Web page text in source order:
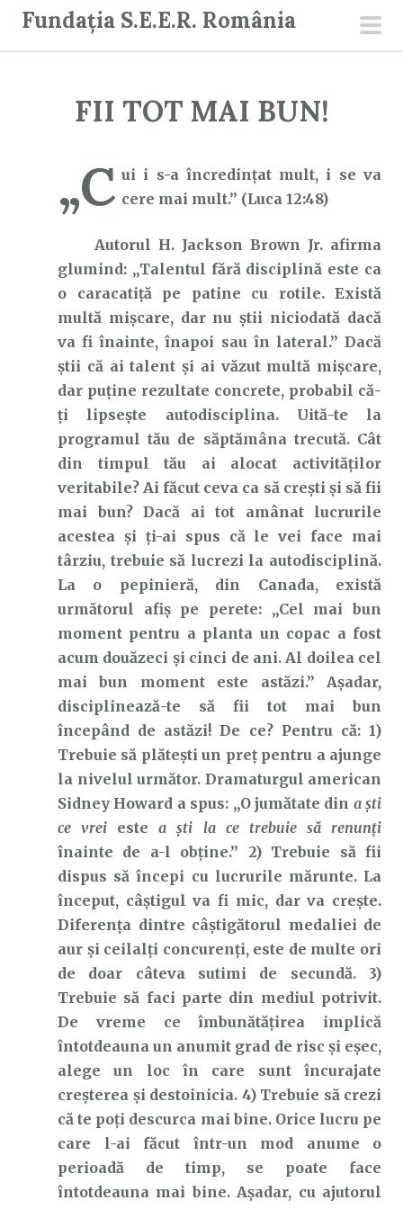
Fundația S.E.E.R. România
FII TOT MAI BUN!
„C ui i s-a încredinţat mult, i se va
cere mai mult.” (Luca 12:48)
Autorul H. Jackson Brown Jr. afirma
glumind: „Talentul fără disciplină este ca
o caracatiță pe patine cu rotile. Există
multă mișcare, dar nu știi niciodată dacă
va fi înainte, înapoi sau în lateral.” Dacă
știi că ai talent și ai văzut multă mișcare,
dar puține rezultate concrete, probabil că-
ți lipsește autodisciplina. Uită-te la
programul tău de săptămâna trecută. Cât
din timpul tău ai alocat activităților
veritabile? Ai făcut ceva ca să crești și să fii
mai bun? Dacă ai tot amânat lucrurile
acestea și ți-ai spus că le vei face mai
târziu, trebuie să lucrezi la autodisciplină.
La o pepinieră, din Canada, există
următorul afiș pe perete: „Cel mai bun
moment pentru a planta un copac a fost
acum douăzeci și cinci de ani. Al doilea cel
mai bun moment este astăzi.” Așadar,
disciplinează-te să fii tot mai bun
începând de astăzi! De ce? Pentru că: 1)
Trebuie să plătești un preț pentru a ajunge
la nivelul următor. Dramaturgul american
Sidney Howard a spus: „O jumătate din a ști
ce vrei estea ști la ce trebuie să renunți
înainte de a-l obține.” 2) Trebuie să fii
dispus să începi cu lucrurile mărunte. La
început, câștigul va fi mic, dar va crește.
Diferența dintre câștigătorul medaliei de
aur și ceilalți concurenți, este de multe ori
de doar câteva sutimi de secundă. 3)
Trebuie să faci parte din mediul potrivit.
De vreme ce îmbunătățirea implică
întotdeauna un anumit grad de risc și eșec,
alege un loc în care sunt încurajate
creșterea și destoinicia. 4) Trebuie să crezi
că te poți descurca mai bine. Orice lucru pe
care l-ai făcut într-un mod anume o
perioadă de timp, se poate face
întotdeauna mai bine. Așadar, cu ajutorul